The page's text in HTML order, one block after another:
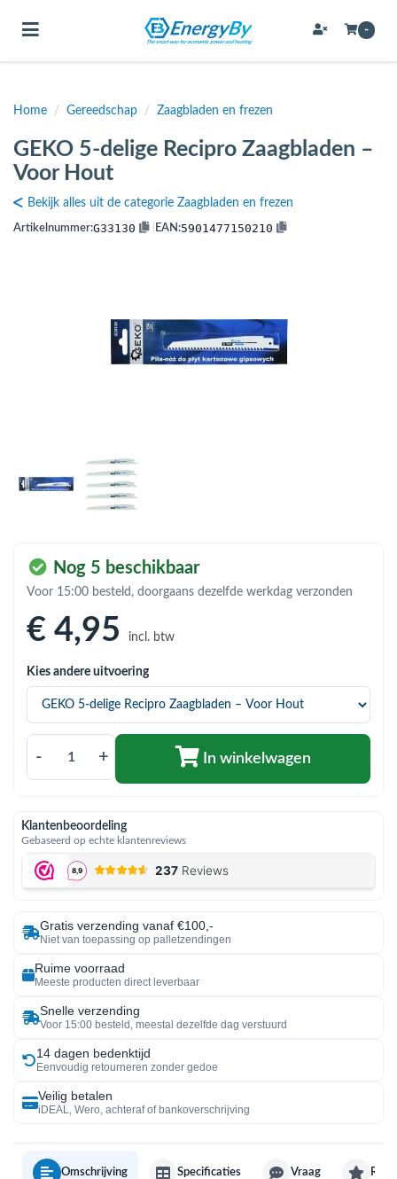
(Bevestigingsmateriaal / schroeven)
(Buffervaten, hygiene boilers & boilervaten)
(Expansievaten)
(Flexibele slangen)
(Gereedschap)
(Installatiemateriaal)
(Rookkanalen)
(Verwarming, kachels & ketels)
(Warmtepompen en warmtepompboilers)
Toggle navigation -
Home / Gereedschap / Zaagbladen en frezen
GEKO 5-delige Recipro Zaagbladen –
Voor Hout
Bekijk alles uit de categorie Zaagbladen en frezen
Artikelnummer:G33130 EAN:5901477150210
Nog 5 beschikbaar
Voor 15:00 besteld, doorgaans dezelfde werkdag verzonden
€ 4,95 incl. btw
Kies andere uitvoering
- + In winkelwagen
Klantenbeoordeling
Gebaseerd op echte klantenreviews
Gratis verzending vanaf €100,-
Niet van toepassing op palletzendingen
Ruime voorraad
Meeste producten direct leverbaar
Snelle verzending
Voor 15:00 besteld, meestal dezelfde dag verstuurd
14 dagen bedenktijd
Eenvoudig retourneren zonder gedoe
Veilig betalen
iDEAL, Wero, achteraf of bankoverschrijving
Omschrijving Specificaties Vraag